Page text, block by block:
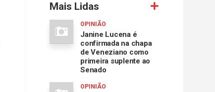
Mais Lidas
OPINIÃO
Janine Lucena é
confirmada na chapa
de Veneziano como
primeira suplente ao
Senado
OPINIÃO